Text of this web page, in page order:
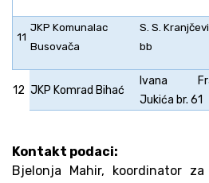
11
JKP Komunalac
Busovača
S. S.
bb
12 JKP Komrad Bihać
Ivana
Jukića br. 61
Kontakt podaci:
Bjelonja Mahir, koordinator